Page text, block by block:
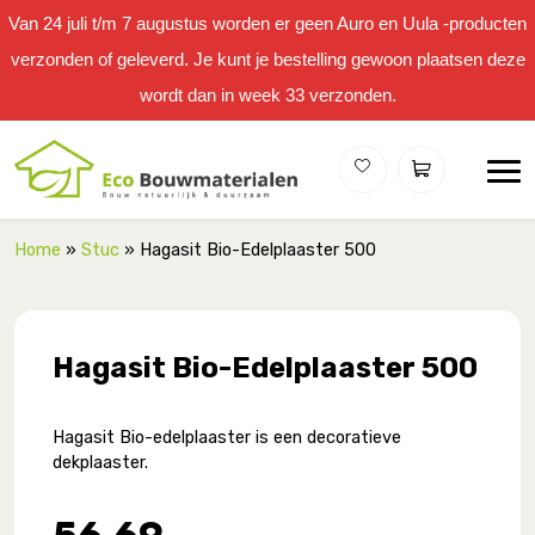
Van 24 juli t/m 7 augustus worden er geen Auro en Uula -producten
verzonden of geleverd. Je kunt je bestelling gewoon plaatsen deze
wordt dan in week 33 verzonden.
Home » Stuc » Hagasit Bio-Edelplaaster 500
Hagasit Bio-Edelplaaster 500
Hagasit Bio-edelplaaster is een decoratieve
dekplaaster.